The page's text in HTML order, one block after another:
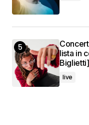
lista in
Biglietti]
live